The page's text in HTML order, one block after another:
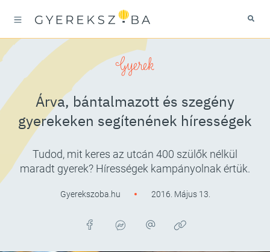
Gyerek
Árva, bántalmazott és szegény
gyerekeken segítenének hírességek
Tudod, mit keres az utcán 400 szülők nélkül
maradt gyerek? Hírességek kampányolnak értük.
Gyerekszoba.hu 2016. Május 13.